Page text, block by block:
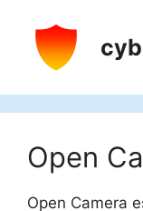
contenido
Open
Open Camera